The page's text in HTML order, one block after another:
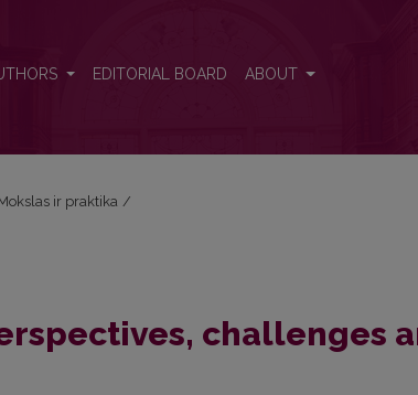
EDITORIAL BOARD ABOUT
ir praktika /
challenges